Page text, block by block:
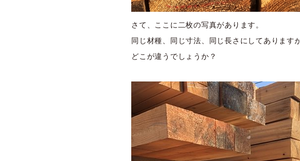
さて、ここに二枚の写真があります。
同じ材種、同じ寸法、同じ長さにしてあります
どこが違うでしょうか？